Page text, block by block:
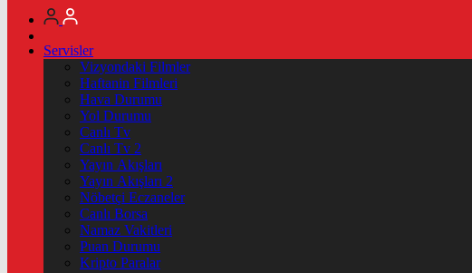
Servisler
Vizyondaki Filmler
Haftanin Filmleri
Hava Durumu
Yol Durumu
Canlı Tv
Canlı Tv 2
Yayın Akışları
Yayın Akışları 2
Nöbetçi Eczaneler
Canlı Borsa
Namaz Vakitleri
Puan Durumu
Kripto Paralar